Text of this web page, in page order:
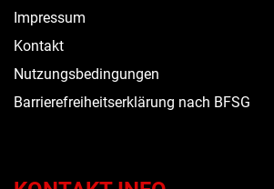
Impressum
Kontakt
Nutzungsbedingungen
Barrierefreiheitserklärung nach BFSG